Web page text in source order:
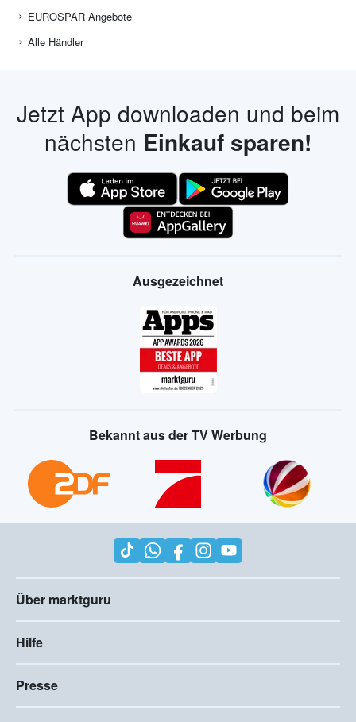
EUROSPAR Angebote
Alle Händler
Jetzt App downloaden und beim
nächsten Einkauf sparen!
Ausgezeichnet
Bekannt aus der TV Werbung
Über marktguru
Hilfe
Presse